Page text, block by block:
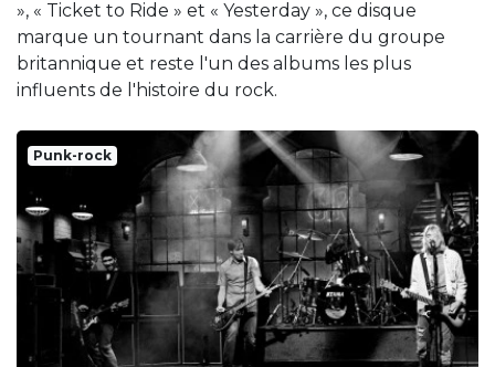
», « Ticket to Ride » et « Yesterday », ce disque
marque un tournant dans la carrière du groupe
britannique et reste l'un des albums les plus
influents de l'histoire du rock.
Punk-rock